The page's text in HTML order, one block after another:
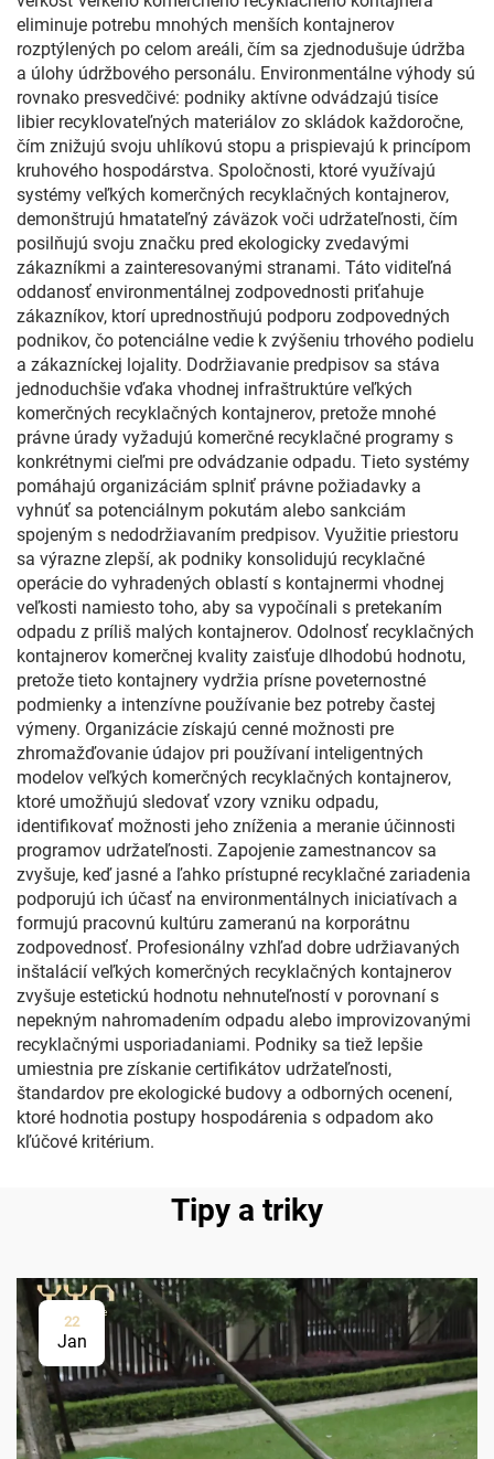
eliminuje potrebu mnohých menších kontajnerov
rozptýlených po celom areáli, čím sa zjednodušuje údržba
a úlohy údržbového personálu. Environmentálne výhody sú
rovnako presvedčivé: podniky aktívne odvádzajú tisíce
libier recyklovateľných materiálov zo skládok každoročne,
čím znižujú svoju uhlíkovú stopu a prispievajú k princípom
kruhového hospodárstva. Spoločnosti, ktoré využívajú
systémy veľkých komerčných recyklačných kontajnerov,
demonštrujú hmatateľný záväzok voči udržateľnosti, čím
posilňujú svoju značku pred ekologicky zvedavými
zákazníkmi a zainteresovanými stranami. Táto viditeľná
oddanosť environmentálnej zodpovednosti priťahuje
zákazníkov, ktorí uprednostňujú podporu zodpovedných
podnikov, čo potenciálne vedie k zvýšeniu trhového podielu
a zákazníckej lojality. Dodržiavanie predpisov sa stáva
jednoduchšie vďaka vhodnej infraštruktúre veľkých
komerčných recyklačných kontajnerov, pretože mnohé
právne úrady vyžadujú komerčné recyklačné programy s
konkrétnymi cieľmi pre odvádzanie odpadu. Tieto systémy
pomáhajú organizáciám splniť právne požiadavky a
vyhnúť sa potenciálnym pokutám alebo sankciám
spojeným s nedodržiavaním predpisov. Využitie priestoru
sa výrazne zlepší, ak podniky konsolidujú recyklačné
operácie do vyhradených oblastí s kontajnermi vhodnej
veľkosti namiesto toho, aby sa vypočínali s pretekaním
odpadu z príliš malých kontajnerov. Odolnosť recyklačných
kontajnerov komerčnej kvality zaisťuje dlhodobú hodnotu,
pretože tieto kontajnery vydržia prísne poveternostné
podmienky a intenzívne používanie bez potreby častej
výmeny. Organizácie získajú cenné možnosti pre
zhromažďovanie údajov pri používaní inteligentných
modelov veľkých komerčných recyklačných kontajnerov,
ktoré umožňujú sledovať vzory vzniku odpadu,
identifikovať možnosti jeho zníženia a meranie účinnosti
programov udržateľnosti. Zapojenie zamestnancov sa
zvyšuje, keď jasné a ľahko prístupné recyklačné zariadenia
podporujú ich účasť na environmentálnych iniciatívach a
formujú pracovnú kultúru zameranú na korporátnu
zodpovednosť. Profesionálny vzhľad dobre udržiavaných
inštalácií veľkých komerčných recyklačných kontajnerov
zvyšuje estetickú hodnotu nehnuteľností v porovnaní s
nepekným nahromadením odpadu alebo improvizovanými
recyklačnými usporiadaniami. Podniky sa tiež lepšie
umiestnia pre získanie certifikátov udržateľnosti,
štandardov pre ekologické budovy a odborných ocenení,
ktoré hodnotia postupy hospodárenia s odpadom ako
kľúčové kritérium.
Tipy a triky
22
Jan